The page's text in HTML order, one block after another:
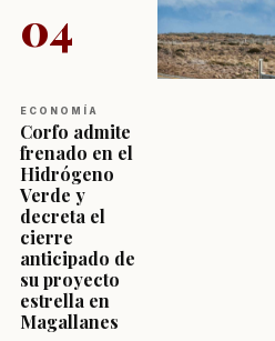
04
ECONOMÍA
Corfo admite
frenado en el
Hidrógeno
Verde y
decreta el
cierre
anticipado de
su proyecto
estrella en
Magallanes